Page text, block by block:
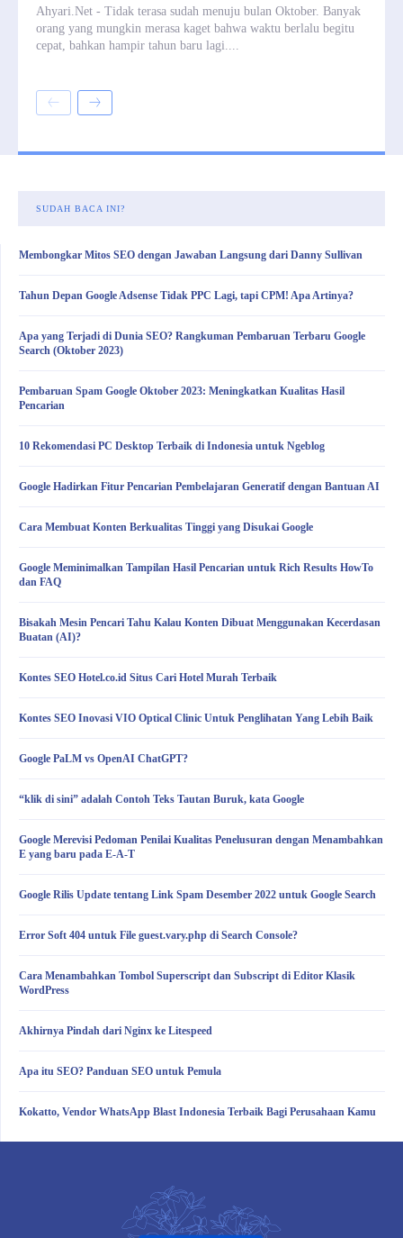
Ahyari.Net - Tidak terasa sudah menuju bulan Oktober. Banyak
orang yang mungkin merasa kaget bahwa waktu berlalu begitu
cepat, bahkan hampir tahun baru lagi....
SUDAH BACA INI?
Membongkar Mitos SEO dengan Jawaban Langsung dari Danny Sullivan
Tahun Depan Google Adsense Tidak PPC Lagi, tapi CPM! Apa Artinya?
Apa yang Terjadi di Dunia SEO? Rangkuman Pembaruan Terbaru Google
Search (Oktober 2023)
Pembaruan Spam Google Oktober 2023: Meningkatkan Kualitas Hasil
Pencarian
10 Rekomendasi PC Desktop Terbaik di Indonesia untuk Ngeblog
Google Hadirkan Fitur Pencarian Pembelajaran Generatif dengan Bantuan AI
Cara Membuat Konten Berkualitas Tinggi yang Disukai Google
Google Meminimalkan Tampilan Hasil Pencarian untuk Rich Results HowTo
dan FAQ
Bisakah Mesin Pencari Tahu Kalau Konten Dibuat Menggunakan Kecerdasan
Buatan (AI)?
Kontes SEO Hotel.co.id Situs Cari Hotel Murah Terbaik
Kontes SEO Inovasi VIO Optical Clinic Untuk Penglihatan Yang Lebih Baik
Google PaLM vs OpenAI ChatGPT?
“klik di sini” adalah Contoh Teks Tautan Buruk, kata Google
Google Merevisi Pedoman Penilai Kualitas Penelusuran dengan Menambahkan
E yang baru pada E-A-T
Google Rilis Update tentang Link Spam Desember 2022 untuk Google Search
Error Soft 404 untuk File guest.vary.php di Search Console?
Cara Menambahkan Tombol Superscript dan Subscript di Editor Klasik
WordPress
Akhirnya Pindah dari Nginx ke Litespeed
Apa itu SEO? Panduan SEO untuk Pemula
Kokatto, Vendor WhatsApp Blast Indonesia Terbaik Bagi Perusahaan Kamu